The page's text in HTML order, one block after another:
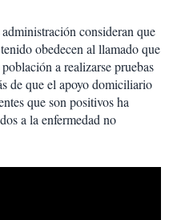
consideran que
obedecen al llamado que
a realizarse pruebas
de que el apoyo domiciliario
que son positivos ha
a la enfermedad no